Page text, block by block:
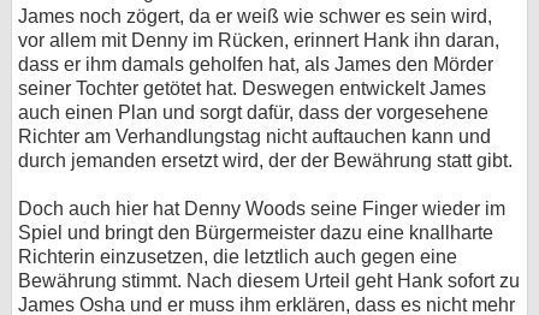
James noch zögert, da er weiß wie schwer es sein wird,
vor allem mit Denny im Rücken, erinnert Hank ihn daran,
dass er ihm damals geholfen hat, als James den Mörder
seiner Tochter getötet hat. Deswegen entwickelt James
auch einen Plan und sorgt dafür, dass der vorgesehene
Richter am Verhandlungstag nicht auftauchen kann und
durch jemanden ersetzt wird, der der Bewährung statt gibt.
Doch auch hier hat Denny Woods seine Finger wieder im
Spiel und bringt den Bürgermeister dazu eine knallharte
Richterin einzusetzen, die letztlich auch gegen eine
Bewährung stimmt. Nach diesem Urteil geht Hank sofort zu
James Osha und er muss ihm erklären, dass es nicht mehr